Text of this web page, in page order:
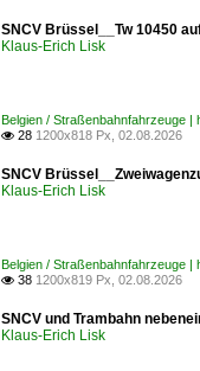
SNCV Brüssel__Tw 10450
Klaus-Erich Lisk
Belgien / Straßenbahnfahrzeuge |
 28 1200x818 Px, 02.08.2026
SNCV
Klaus-Erich Lisk
Belgien / Straßenbahnfahrzeuge |
 38 1200x819 Px, 02.08.2026
SNCV und Trambahn
Klaus-Erich Lisk